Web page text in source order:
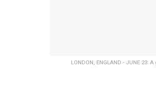
LONDON, ENGLAND - JUNE